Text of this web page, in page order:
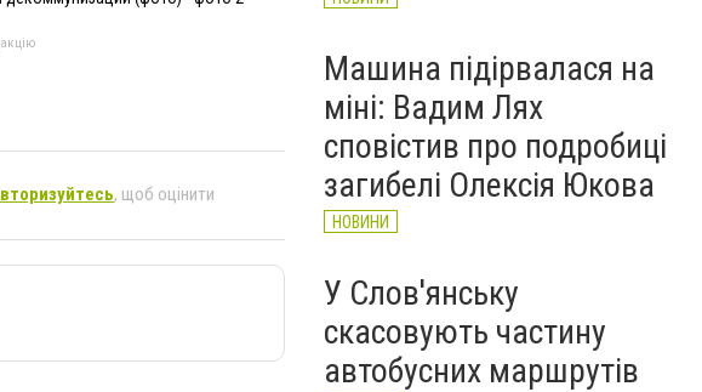
, щоб оцінити
Машина підірвалася на
міні: Вадим Лях
сповістив про подробиці
загибелі Олексія Юкова
НОВИНИ
У Слов'янську
скасовують частину
автобусних маршрутів